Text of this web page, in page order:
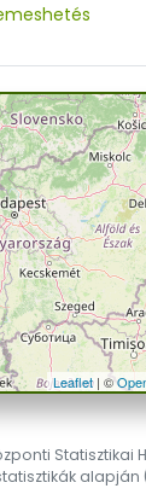
Leaflet| ©
Statisztikai
alapján